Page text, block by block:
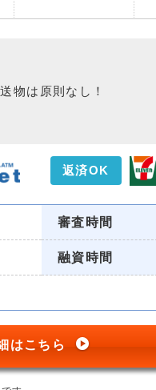
物は原則なし！
返済OK
審査時間
融資時間
はこちら